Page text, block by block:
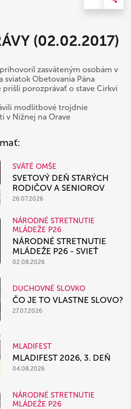
(02.02.2017)
zasväteným osobám v
sviatok Obetovania Pána
prišli porozprávať o stave Cirkvi
modlitbové trojdnie
v Nižnej na Orave
SVÄTÉ OMŠE
SVETOVÝ DEŇ STARÝCH
RODIČOV A SENIOROV
26.07.2026
NÁRODNÉ STRETNUTIE
MLÁDEŽE P26
NÁRODNÉ STRETNUTIE
MLÁDEŽE P26 - SVIEŤ
02.08.2026
DUCHOVNÉ SLOVKO
ČO JE TO VLASTNE SLOVO?
27.07.2026
MLADIFEST
MLADIFEST 2026, 3. DEŇ
04.08.2026
NÁRODNÉ STRETNUTIE
MLÁDEŽE P26